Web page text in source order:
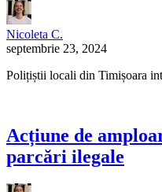
Nicoleta C.
septembrie 23, 2024
Polițiștii locali din Timișoara
Acțiune de
parcări ilegale